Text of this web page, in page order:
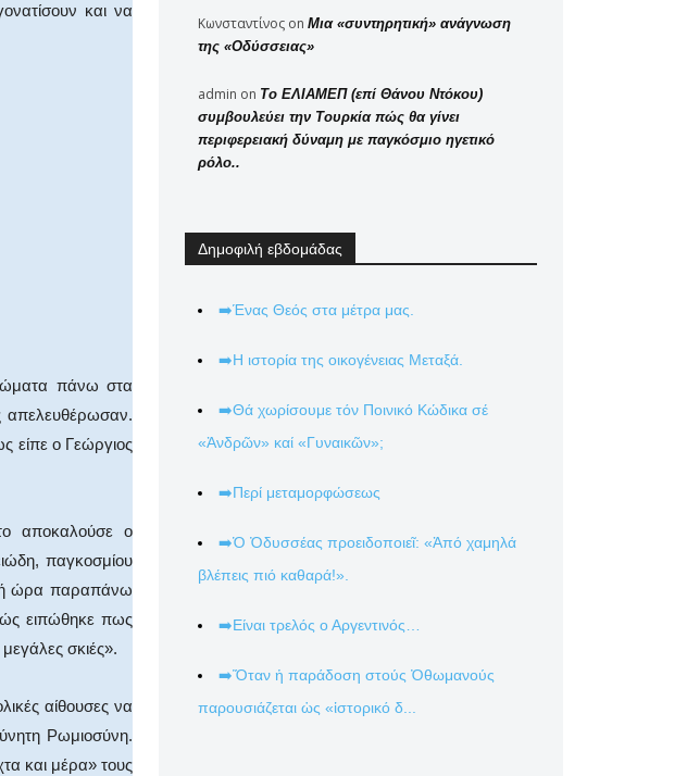
και να
πάνω στα
απελευθέρωσαν.
είπε ο Γεώργιος
αποκαλούσε ο
παγκοσμίου
ώρα παραπάνω
ειπώθηκε πως
σκιές».
αίθουσες να
Ρωμιοσύνη.
και μέρα» τους
Κωνσταντίνος on Μια «συντηρητική» ανάγνωση
της «Οδύσσειας»
admin on Το ΕΛΙΑΜΕΠ (επί Θάνου Ντόκου)
συμβουλεύει την Τουρκία πώς θα γίνει
περιφερειακή δύναμη με παγκόσμιο ηγετικό
ρόλο..
Δημοφιλή εβδομάδας
➡️Ένας Θεός στα μέτρα μας.
➡️Η ιστορία της οικογένειας Μεταξά.
➡️Θά χωρίσουμε τόν Ποινικό Κώδικα σέ
«Ἀνδρῶν» καί «Γυναικῶν»;
➡️Περί μεταμορφώσεως
➡️Ὁ Ὀδυσσέας προειδοποιεῖ: «Ἀπό χαμηλά
βλέπεις πιό καθαρά!».
➡️Είναι τρελός ο Αργεντινός…
➡️Ὅταν ἡ παράδοση στούς Ὀθωμανούς
παρουσιάζεται ὡς «ἱστορικό δ...